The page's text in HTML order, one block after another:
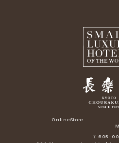
OnlineStore
〒605-